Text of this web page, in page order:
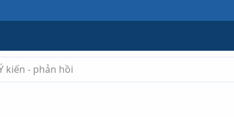
kiến - phản hồi